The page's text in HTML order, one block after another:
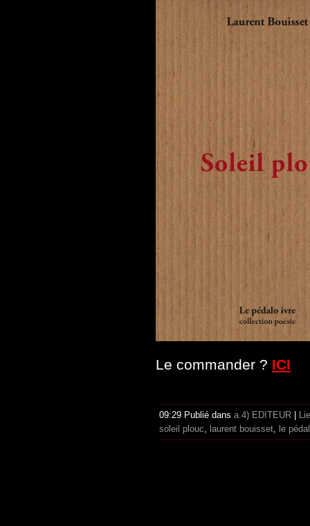
Le commander ? ICI
09:29 Publié dans a.4) EDITEUR
soleil plouc, laurent bouisset, le